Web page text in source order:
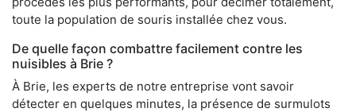
toute la population de souris installée chez vous.
De quelle façon combattre facilement contre les
nuisibles à Brie ?
À Brie, les experts de notre entreprise vont savoir
détecter en quelques minutes, la présence de surmulots